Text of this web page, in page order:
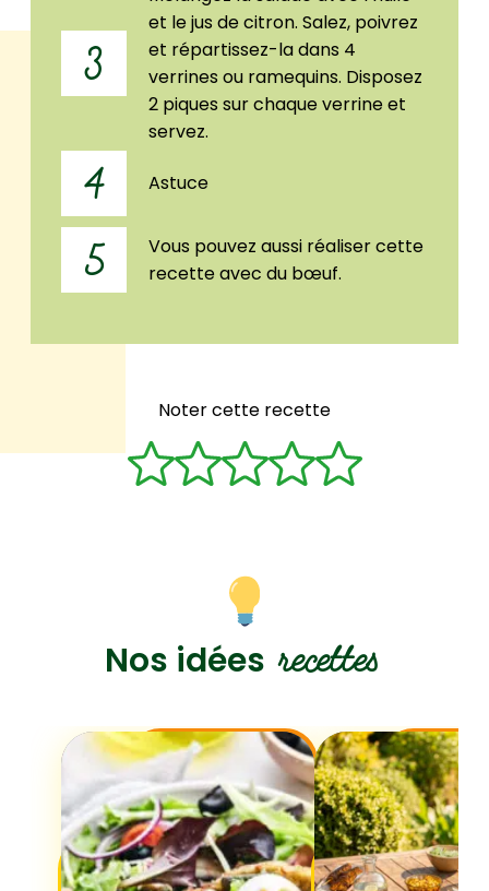
3
et le jus de citron. Salez, poivrez
et répartissez-la dans 4
verrines ou ramequins. Disposez
2 piques sur chaque verrine et
servez.
4 Astuce
5
Vous pouvez aussi réaliser cette
recette avec du bœuf.
Noter cette recette
Nos idées recettes